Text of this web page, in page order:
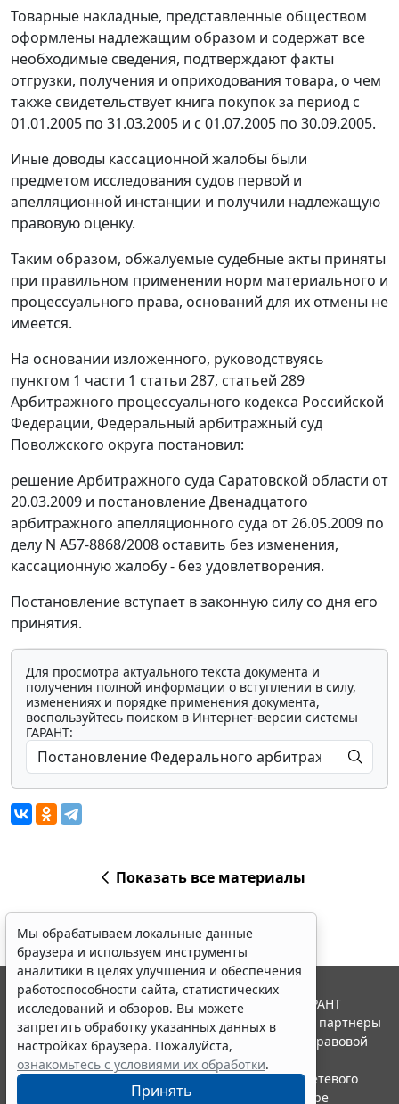
Товарные накладные, представленные обществом
оформлены надлежащим образом и содержат все
необходимые сведения, подтверждают факты
отгрузки, получения и оприходования товара, о чем
также свидетельствует книга покупок за период с
01.01.2005 по 31.03.2005 и с 01.07.2005 по 30.09.2005.
Иные доводы кассационной жалобы были
предметом исследования судов первой и
апелляционной инстанции и получили надлежащую
правовую оценку.
Таким образом, обжалуемые судебные акты приняты
при правильном применении норм материального и
процессуального права, оснований для их отмены не
имеется.
На основании изложенного, руководствуясь
пунктом 1 части 1 статьи 287, статьей 289
Арбитражного процессуального кодекса Российской
Федерации, Федеральный арбитражный суд
Поволжского округа постановил:
решение Арбитражного суда Саратовской области от
20.03.2009 и постановление Двенадцатого
арбитражного апелляционного суда от 26.05.2009 по
делу N А57-8868/2008 оставить без изменения,
кассационную жалобу - без удовлетворения.
Постановление вступает в законную силу со дня его
принятия.
Для просмотра актуального текста документа и
получения полной информации о вступлении в силу,
изменениях и порядке применения документа,
воспользуйтесь поиском в Интернет-версии системы
ГАРАНТ:
Показать все материалы
Мы обрабатываем локальные данные
браузера и используем инструменты
аналитики в целях улучшения и обеспечения
работоспособности сайта, статистических
исследований и обзоров. Вы можете
запретить обработку указанных данных в
настройках браузера. Пожалуйста,
ознакомьтесь с условиями их обработки.
Принять
© ООО "НПП "ГАРАНТ-СЕРВИС", 2026. Система ГАРАНТ
выпускается с 1990 года. Компания "Гарант" и ее партнеры
являются участниками Российской ассоциации правовой
информации ГАРАНТ.
Портал ГАРАНТ.РУ зарегистрирован в качестве сетевого
издания Федеральной службой по надзору в сфере